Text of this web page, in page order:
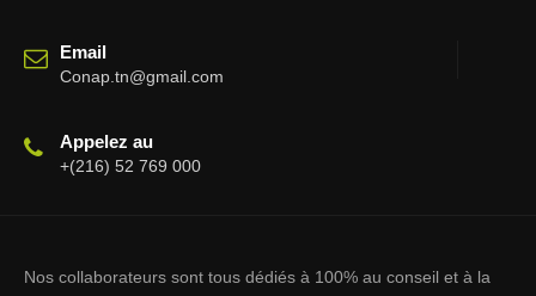
Email
Conap.tn@gmail.com
Appelez au
+(216) 52 769 000
Nos collaborateurs sont tous dédiés à 100% au conseil et à la